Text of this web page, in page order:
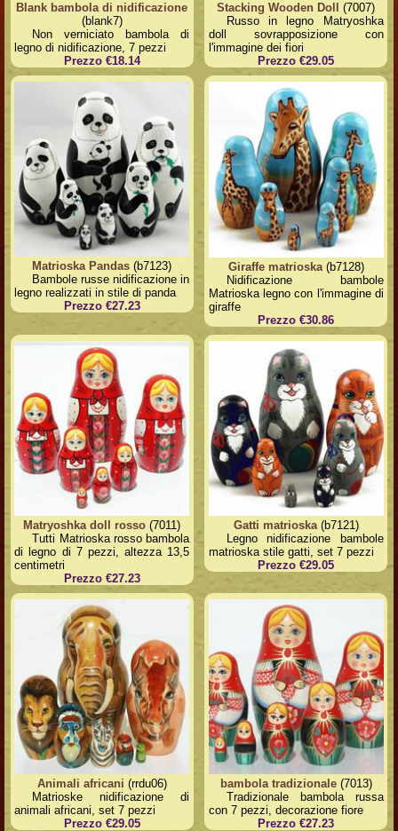
Blank bambola di nidificazione
(blank7)
Non verniciato bambola di
legno di nidificazione, 7 pezzi
Prezzo €18.14
Stacking Wooden Doll
(7007)
Russo in legno Matryoshka
doll sovrapposizione con
l'immagine dei fiori
Prezzo €29.05
Matrioska Pandas (b7123)
Bambole russe nidificazione in
legno realizzati in stile di panda
Prezzo €27.23
Giraffe matrioska(b7128)
Nidificazione bambole
Matrioska legno con l'immagine di
giraffe
Prezzo €30.86
Matryoshka doll rosso (7011)
Tutti Matrioska rosso bambola
di legno di 7 pezzi, altezza 13,5
centimetri
Prezzo €27.23
Gatti matrioska(b7121)
Legno nidificazione bambole
matrioska stile gatti, set 7 pezzi
Prezzo €29.05
Animali africani (rrdu06)
Matrioske nidificazione di
animali africani, set 7 pezzi
Prezzo €29.05
bambola tradizionale(7013)
Tradizionale bambola russa
con 7 pezzi, decorazione fiore
Prezzo €27.23